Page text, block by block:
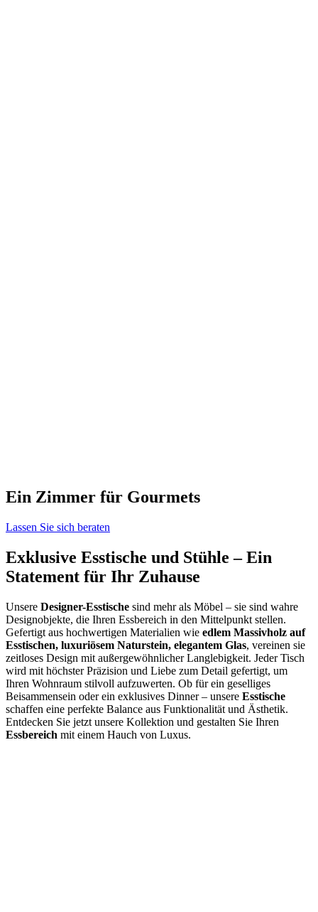
Ein Zimmer für Gourmets
Lassen Sie sich beraten
Exklusive Esstische und Stühle – Ein
Statement für Ihr Zuhause
Unsere Designer-Esstische sind mehr als Möbel – sie sind wahre
Designobjekte, die Ihren Essbereich in den Mittelpunkt stellen.
Gefertigt aus hochwertigen Materialien wie edlem Massivholz auf
Esstischen, luxuriösem Naturstein, elegantem Glas, vereinen sie
zeitloses Design mit außergewöhnlicher Langlebigkeit. Jeder Tisch
wird mit höchster Präzision und Liebe zum Detail gefertigt, um
Ihren Wohnraum stilvoll aufzuwerten. Ob für ein geselliges
Beisammensein oder ein exklusives Dinner – unsere Esstische
schaffen eine perfekte Balance aus Funktionalität und Ästhetik.
Entdecken Sie jetzt unsere Kollektion und gestalten Sie Ihren
Essbereich mit einem Hauch von Luxus.